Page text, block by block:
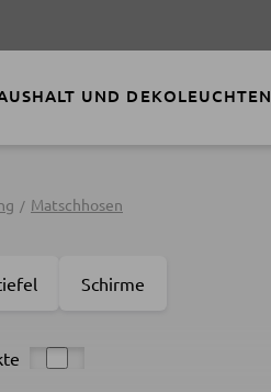
UND DEKOLEUCHTEN
Matschhosen
Schirme